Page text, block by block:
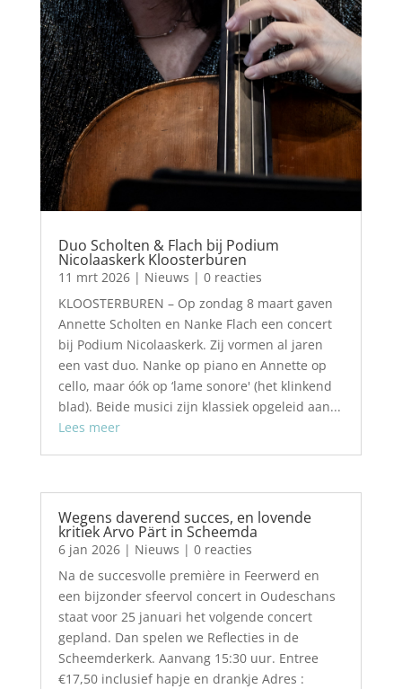
Duo Scholten & Flach bij Podium
Nicolaaskerk Kloosterburen
11 mrt 2026| Nieuws | 0 reacties
KLOOSTERBUREN – Op zondag 8 maart gaven
Annette Scholten en Nanke Flach een concert
bij Podium Nicolaaskerk. Zij vormen al jaren
een vast duo. Nanke op piano en Annette op
cello, maar óók op ‘lame sonore' (het klinkend
blad). Beide musici zijn klassiek opgeleid aan...
Lees meer
Wegens daverend succes, en lovende
kritiek Arvo Pärt in Scheemda
6 jan 2026| Nieuws | 0 reacties
Na de succesvolle première in Feerwerd en
een bijzonder sfeervol concert in Oudeschans
staat voor 25 januari het volgende concert
gepland. Dan spelen we Reflecties in de
Scheemderkerk. Aanvang 15:30 uur. Entree
€17,50 inclusief hapje en drankje Adres :